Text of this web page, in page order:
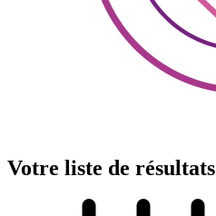
Votre liste de résultats